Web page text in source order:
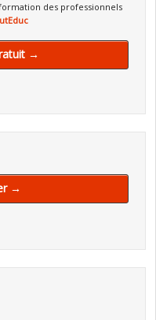
des professionnels
→
→